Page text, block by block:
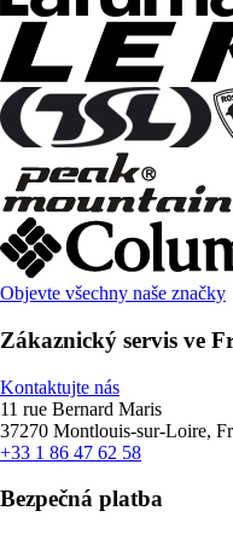
Objevte všechny naše značky
Zákaznický servis ve
Kontaktujte nás
11 rue Bernard Maris
37270 Montlouis-sur-Loire,
+33 1 86 47 62 58
Bezpečná platba